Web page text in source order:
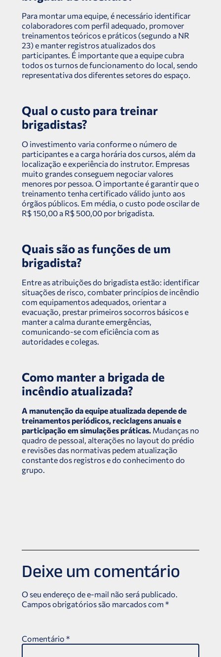
Para montar uma equipe, é necessário identificar
colaboradores com perfil adequado, promover
treinamentos teóricos e práticos (segundo a NR
23) e manter registros atualizados dos
participantes. É importante que a equipe cubra
todos os turnos de funcionamento do local, sendo
representativa dos diferentes setores do espaço.
Qual o custo para treinar
brigadistas?
O investimento varia conforme o número de
participantes e a carga horária dos cursos, além da
localização e experiência do instrutor. Empresas
muito grandes conseguem negociar valores
menores por pessoa. O importante é garantir que o
treinamento tenha certificado válido junto aos
órgãos públicos. Em média, o custo pode oscilar de
R$ 150,00 a R$ 500,00 por brigadista.
Quais são as funções de um
brigadista?
Entre as atribuições do brigadista estão: identificar
situações de risco, combater princípios de incêndio
com equipamentos adequados, orientar a
evacuação, prestar primeiros socorros básicos e
manter a calma durante emergências,
comunicando-se com eficiência com as
autoridades e colegas.
Como manter a brigada de
incêndio atualizada?
A manutenção da equipe atualizada depende de
treinamentos periódicos, reciclagens anuais e
participação em simulações práticas. Mudanças no
quadro de pessoal, alterações no layout do prédio
e revisões das normativas pedem atualização
constante dos registros e do conhecimento do
grupo.
Deixe um comentário
O seu endereço de e-mail não será publicado.
Campos obrigatórios são marcados com *
Comentário *